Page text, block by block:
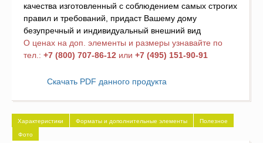
качества изготовленный с соблюдением самых строгих
правил и требований, придаст Вашему дому
безупречный и индивидуальный внешний вид
О ценах на доп. элементы и размеры узнавайте по
тел.: +7 (800) 707-86-12 или +7 (495) 151-90-91
Скачать PDF данного продукта
Характеристики Форматы и дополнительные элементы Полезное
Фото